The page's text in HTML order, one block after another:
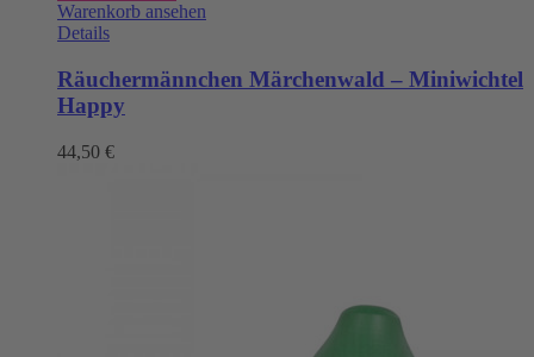
Warenkorb ansehen
Details
Räuchermännchen Märchenwald – Miniwichtel
Happy
44,50 €